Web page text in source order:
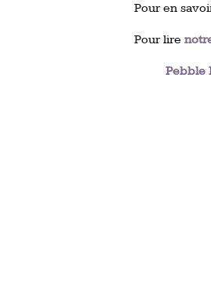
Pour en
Pour lire
Pebble